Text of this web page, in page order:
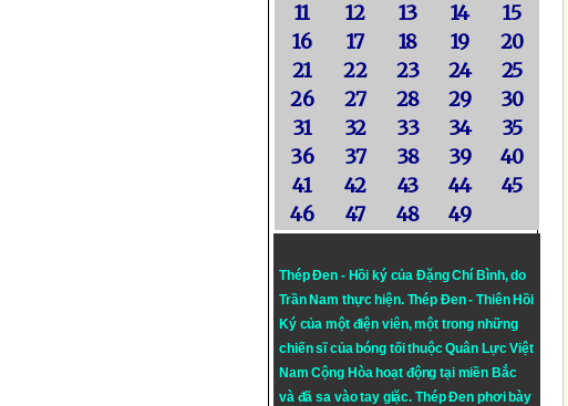
11
12 13 14
15
16
17 18 19
20
21
22 23 24
25
26
27 28 29
30
31
32 33 34
35
36
37 38 39
40
41
42 43 44
45
46
47 48 49
Thép Đen - Hồi ký của Đặng Chí Bình, do
Trần Nam thực hiện. Thép Đen- Thiên Hồi
Ký của một điện viên, một trong những
chiến sĩ của bóng tối thuộc Quân Lực Việt
Nam Cộng Hòa hoạt động tại miền Bắc
và đã sa vào tay giặc. Thép Đen phơi bày